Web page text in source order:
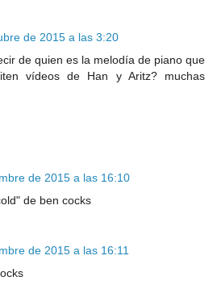
de 2015 a las 3:20
de quien es la melodía de piano que
vídeos de Han y Aritz? muchas
de 2015 a las 16:10
de ben cocks
de 2015 a las 16:11